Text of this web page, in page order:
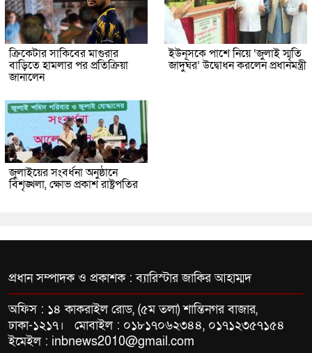
ক্রিকেটার সাকিবের মাগুরার
বাড়িতে হামলার পর প্রতিক্রিয়া
জানালেন
ইউনূসকে পাশে নিয়ে ‘জুলাই স্মৃতি
জাদুঘর’ উদ্বোধন করলেন প্রধানমন্ত্রী
জুলাইয়ের সংবর্ধনা অনুষ্ঠানে
বিশৃঙ্খলা, ক্ষোভ প্রকাশ রাষ্ট্রপতির
প্রধান সম্পাদক ও প্রকাশক : ব্যারিস্টার জাকির আহাম্মদ
অফিস : ১৪ কাকরাইল রোড, (৫ম তলা) শান্তিনগর বাজার,
ঢাকা-১২১৭। মোবাইল : ০১৮১৭০৬২৩৪৪, ০১৭১২৩৫৭১৫৪
ইমেইল : inbnews2010@gmail.com